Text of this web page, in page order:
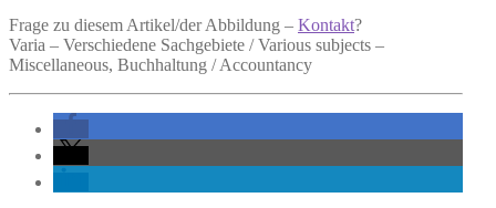
Frage zu diesem Artikel/der Abbildung – Kontakt?
Varia – Verschiedene Sachgebiete / Various subjects –
Miscellaneous, Buchhaltung / Accountancy